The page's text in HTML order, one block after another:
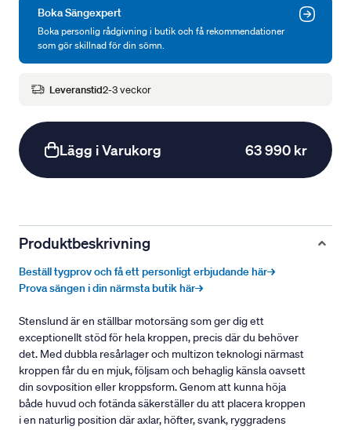
Boka Sängexpert
Boka personlig rådgivning i butik och få rekommendationer
som gör skillnad för din sömn.
Leveranstid2-3 veckor
Lägg i Varukorg 63 990 kr
Produktbeskrivning
Beställ tygprov och få ett personligt erbjudande här→
Prova sängen i din närmsta butik här→
Stenslund är en ställbar motorsäng som ger dig ett
exceptionellt stöd för hela kroppen, precis där du behöver
det. Med dubbla resårlager och multizon teknologi närmast
kroppen får du en mjuk, följsam och behaglig känsla oavsett
din sovposition eller kroppsform. Genom att kunna höja
både huvud och fotända säkerställer du att placera kroppen
i en naturlig position där axlar, höfter, svank, ryggradens